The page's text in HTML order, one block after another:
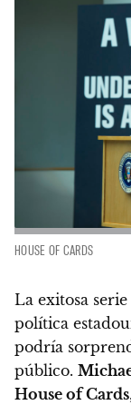
HOUSE OF CARDS
La exitosa serie
política
podría
público.
House of Cards